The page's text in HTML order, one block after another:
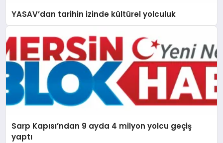
YASAV’dan tarihin izinde kültürel yolculuk
Sarp Kapısı’ndan 9 ayda 4 milyon yolcu geçiş
yaptı